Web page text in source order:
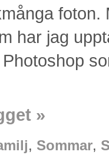
har jag
»
, Sommar,